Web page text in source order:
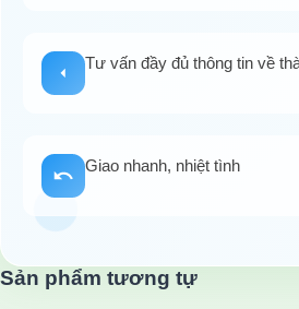
Tư vấn đầy đủ thông tin về
Giao nhanh, nhiệt tình
Sản phẩm tương tự